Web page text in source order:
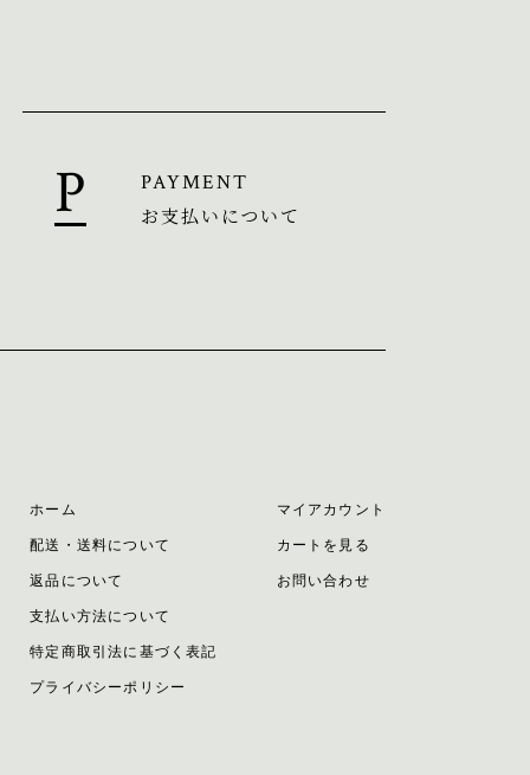
PAYMENT
お支払いについて
ホーム
配送・送料について
返品について
支払い方法について
特定商取引法に基づく表記
プライバシーポリシー
マイアカウント
カートを見る
お問い合わせ